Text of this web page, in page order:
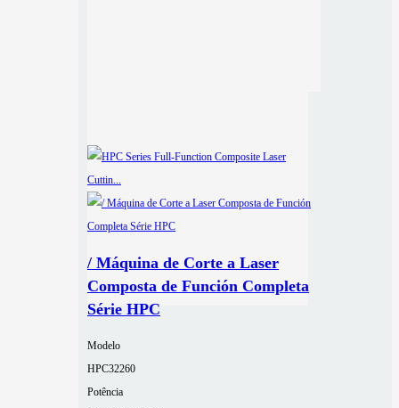
/ Máquina de Corte a Laser
Composta de Función Completa
Série HPC
Modelo
HPC32260
Potência